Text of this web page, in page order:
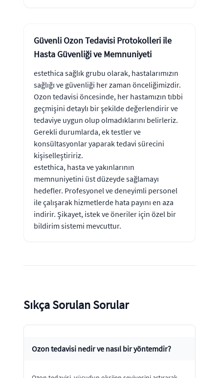
Güvenli Ozon Tedavisi Protokolleri ile
Hasta Güvenliği ve Memnuniyeti
estethica sağlık grubu olarak, hastalarımızın
sağlığı ve güvenliği her zaman önceliğimizdir.
Ozon tedavisi öncesinde, her hastamızın tıbbi
geçmişini detaylı bir şekilde değerlendirir ve
tedaviye uygun olup olmadıklarını belirleriz.
Gerekli durumlarda, ek testler ve
konsültasyonlar yaparak tedavi sürecini
kişiselleştiririz.
estethica, hasta ve yakınlarının
memnuniyetini üst düzeyde sağlamayı
hedefler. Profesyonel ve deneyimli personel
ile çalışarak hizmetlerde hata payını en aza
indirir. Şikayet, istek ve öneriler için özel bir
bildirim sistemi mevcuttur.
Sıkça Sorulan Sorular
Ozon tedavisi nedir ve nasıl bir yöntemdir?